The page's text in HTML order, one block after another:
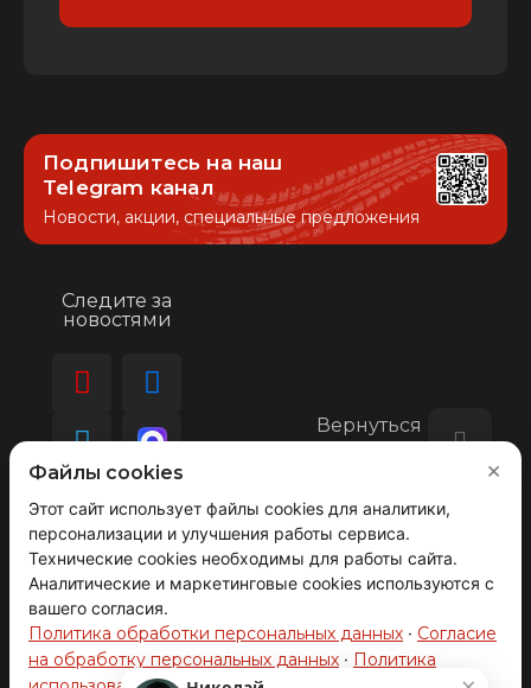
Подпишитесь на наш
Telegram канал
Новости, акции, специальные предложения
Следите за
новостями
Вернуться
© 2008-2026 АВТОГРАД ТЕХНОЛОДЖИ
Производство и продажа автозапчастей.
ОГРНИП 317631300093272
Файлы cookies
Этот сайт использует файлы cookies для аналитики,
персонализации и улучшения работы сервиса.
Технические cookies необходимы для работы сайта.
Аналитические и маркетинговые cookies используются с
вашего согласия.
Политика обработки персональных данных · Согласие
на обработку персональных данных · Политика
×